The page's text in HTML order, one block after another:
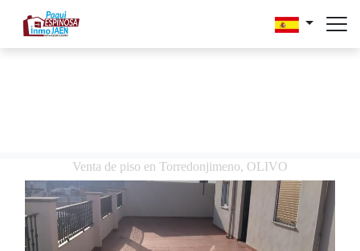
Venta de piso en Torredonjimeno, OLIVO